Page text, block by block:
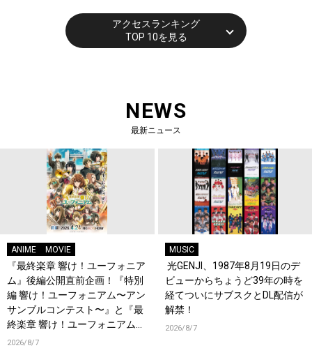
アクセスランキング
TOP 10を見る
NEWS
最新ニュース
ANIME MOVIE
『最終楽章 響け！ユーフォニア
ム』後編公開直前企画！『特別
編 響け！ユーフォニアム〜アン
サンブルコンテスト〜』と『最
終楽章 響け！ユーフォニアム』
前編の一挙上映が決定！
2026/8/7
MUSIC
光GENJI、1987年8月19日のデ
ビューからちょうど39年の時を
経てついにサブスクとDL配信が
解禁！
2026/8/7